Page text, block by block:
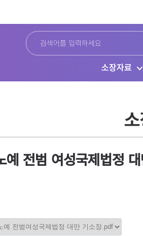
소장자료
전범 여성국제법정